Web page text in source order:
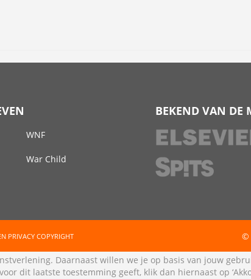
WNF
War Child
BEKEND VAN DE
PRIVACY COPYRIGHT ©
Daarnaast willen we je op basis van jouw
dit laatste toestemming geeft, klik dan hiernaast op